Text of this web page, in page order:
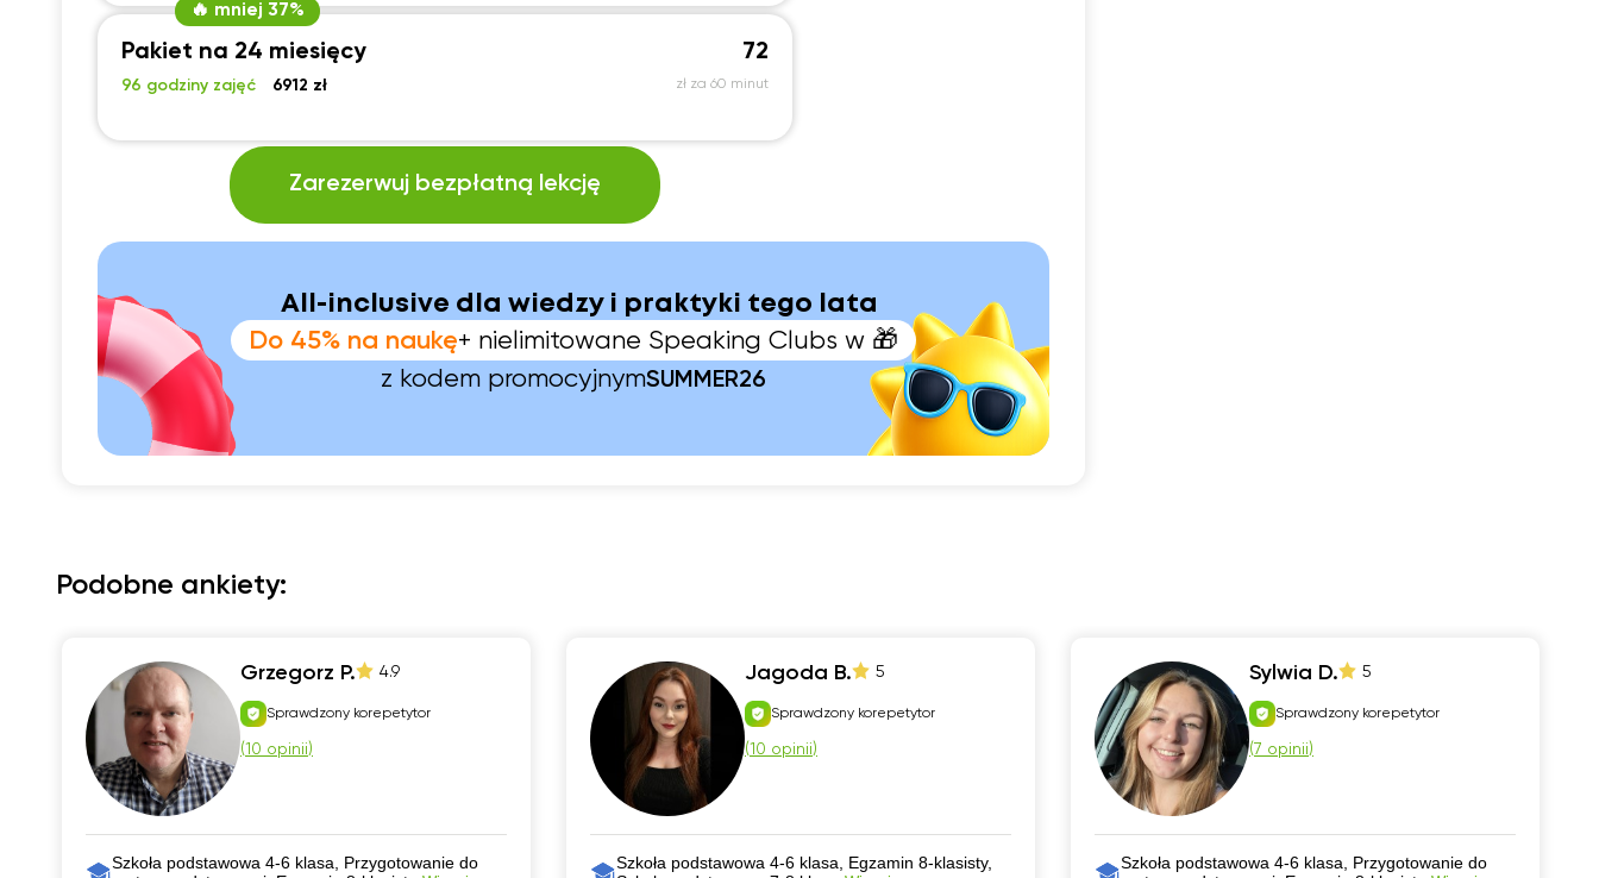
🔥 mniej 37%
Pakiet na 24 miesięcy
96 godziny zajęć 6912 zł
72
zł za 60 minut
Zarezerwuj bezpłatną lekcję
All-inclusive dla wiedzy i praktyki tego lata
Do 45% na naukę+ nielimitowane Speaking Clubs w 🎁
z kodem promocyjnymSUMMER26
Podobne ankiety:
Grzegorz P. 4.9
Sprawdzony korepetytor
(10 opinii)
Szkoła podstawowa 4-6 klasa, Przygotowanie do
Jagoda B. 5
Sprawdzony korepetytor
(10 opinii)
Szkoła podstawowa 4-6 klasa, Egzamin 8-klasisty,
Sylwia D. 5
Sprawdzony korepetytor
(7 opinii)
Szkoła podstawowa 4-6 klasa, Przygotowanie do